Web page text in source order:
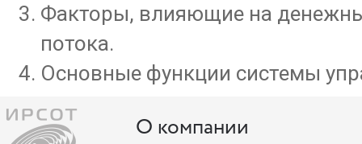
Факторы, влияющие на
потока.
Основные функции системы
О компании